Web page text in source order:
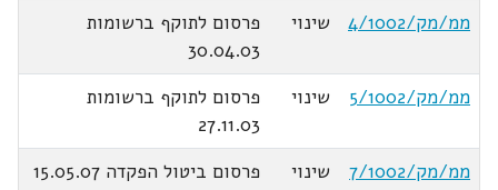
ממ/מק/4/1002
שינוי
פרסום לתוקף ברשומות
30.04.03
ממ/מק/5/1002
שינוי
פרסום לתוקף ברשומות
27.11.03
ממ/מק/7/1002
שינוי
פרסום ביטול הפקדה 15.05.07